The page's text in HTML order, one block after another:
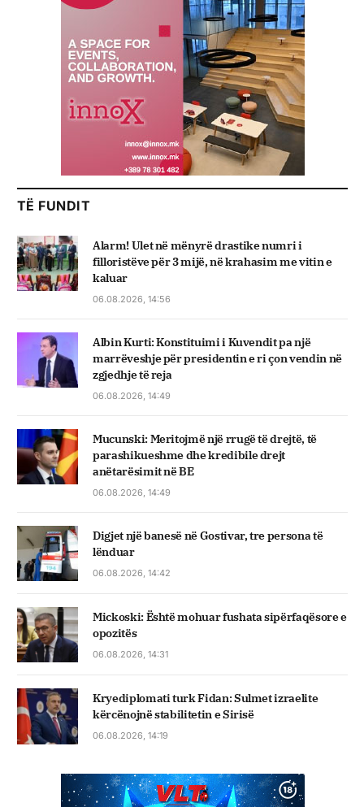
TË FUNDIT
Alarm! Ulet në mënyrë drastike numri i
filloristëve për 3 mijë, në krahasim me vitin e
kaluar
06.08.2026, 14:56
Albin Kurti: Konstituimi i Kuvendit pa një
marrëveshje për presidentin e ri çon vendin në
zgjedhje të reja
06.08.2026, 14:49
Mucunski: Meritojmë një rrugë të drejtë, të
parashikueshme dhe kredibile drejt
anëtarësimit në BE
06.08.2026, 14:49
Digjet një banesë në Gostivar, tre persona të
lënduar
06.08.2026, 14:42
Mickoski: Është mohuar fushata sipërfaqësore e
opozitës
06.08.2026, 14:31
Kryediplomati turk Fidan: Sulmet izraelite
kërcënojnë stabilitetin e Sirisë
06.08.2026, 14:19